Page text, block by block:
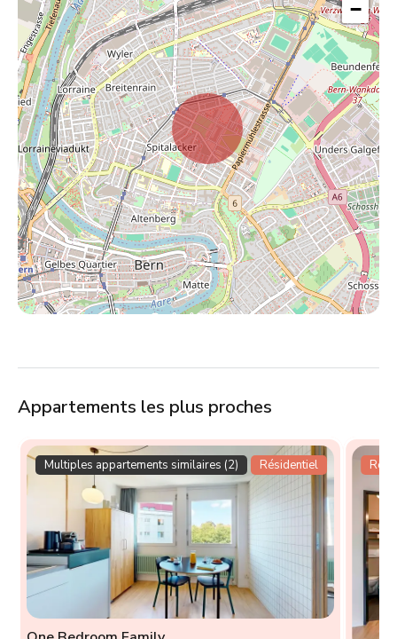
−
Appartements les plus proches
Multiples appartements similaires (2) Résidentiel